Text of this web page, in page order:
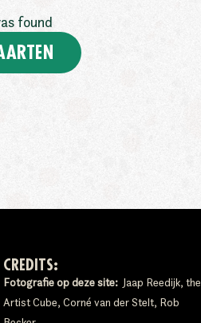
found
CREDITS:
Fotografie op deze site: Jaap Reedijk, the
Artist Cube, Corné van der Stelt, Rob